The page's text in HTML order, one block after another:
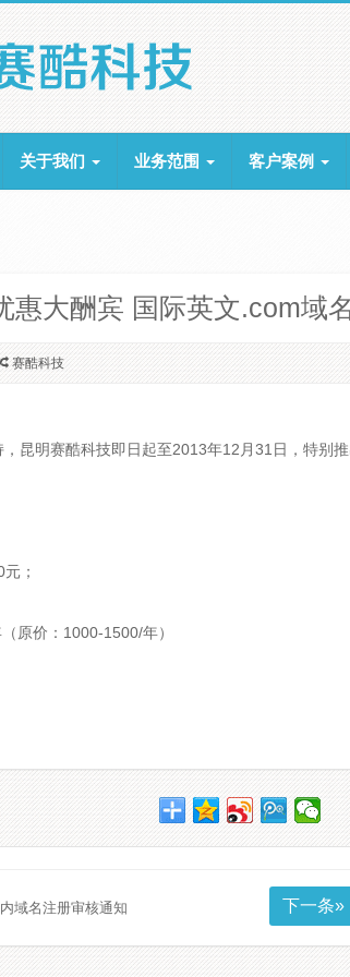
关于我们 业务范围 客户案例
惠大酬宾 国际英文.com域
赛酷科技
昆明赛酷科技即日起至2013年12月31日，特别
；
原价：1000-1500/年）
域名注册审核通知 下一条»